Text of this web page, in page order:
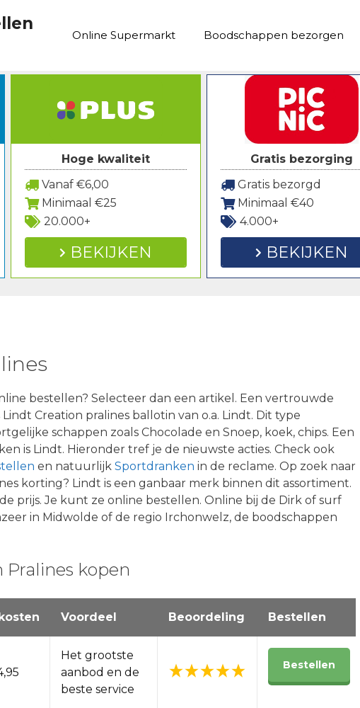
Online Supermarkt Boodschappen bezorgen
Hoge kwaliteit
Vanaf €6,00
Minimaal €25
20.000+
BEKIJKEN
Gratis bezorging
Gratis bezorgd
Minimaal €40
4.000+
BEKIJKEN
bestellen? Selecteer dan een artikel. Een vertrouwde
Creation pralines ballotin van o.a. Lindt. Dit type
schappen zoals Chocolade en Snoep, koek, chips. Een
is Lindt. Hieronder tref je de nieuwste acties. Check ook
en natuurlijk Sportdranken in de reclame. Op zoek naar
korting? Lindt is een ganbaar merk binnen dit assortiment.
prijs. Je kunt ze online bestellen. Online bij de Dirk of surf
in Midwolde of de regio Irchonwelz, de boodschappen
Pralines kopen
Voordeel Beoordeling Bestellen
Het grootste
aanbod en de
beste service
Bestellen